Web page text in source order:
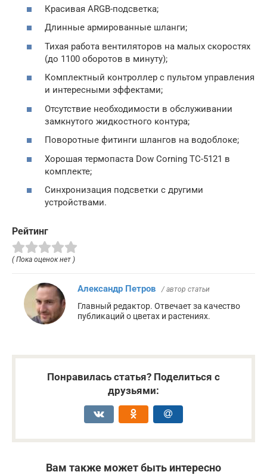
Красивая ARGB-подсветка;
Длинные армированные шланги;
Тихая работа вентиляторов на малых скоростях
(до 1100 оборотов в минуту);
Комплектный контроллер с пультом управления
и интересными эффектами;
Отсутствие необходимости в обслуживании
замкнутого жидкостного контура;
Поворотные фитинги шлангов на водоблоке;
Хорошая термопаста Dow Corning TC-5121 в
комплекте;
Синхронизация подсветки с другими
устройствами.
Рейтинг
( Пока оценок нет )
Александр Петров / автор статьи
Главный редактор. Отвечает за качество
публикаций о цветах и растениях.
Понравилась статья? Поделиться с
друзьями:
Вам также может быть интересно